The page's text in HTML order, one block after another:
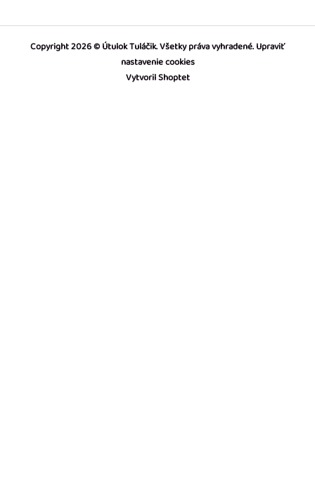
Vytvoril Shoptet
Copyright 2026 Útulok Tuláčik. Všetky práva vyhradené.Upraviť
nastavenie cookies